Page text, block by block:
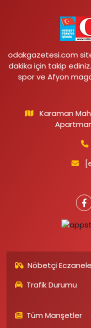
odakgazetesi.com
dakika için takip
spor ve Afyon
Karaman
Nöbetçi
Trafik Durumu
Tüm Manşetler